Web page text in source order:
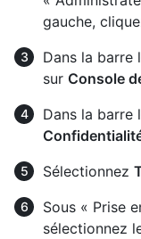
gauche,
Dans la barre
sur Console
Dans la barre
Sélectionnez
Sous « Prise
sélectionnez